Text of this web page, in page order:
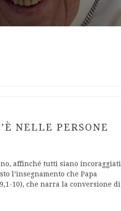
NELLE PERSONE
affinché tutti siano incoraggiati
l’insegnamento che Papa
10), che narra la conversione di